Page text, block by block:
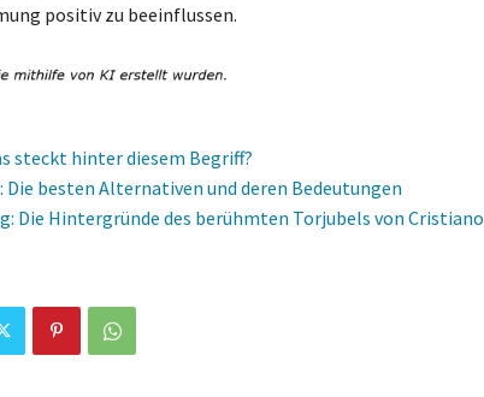
positiv zu beeinflussen.
steckt hinter diesem Begriff?
Die besten Alternativen und deren Bedeutungen
Die Hintergründe des berühmten Torjubels von Cristiano